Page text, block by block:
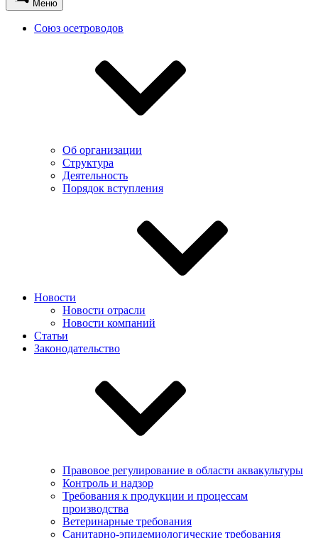
Меню
Союз осетроводов
Об организации
Структура
Деятельность
Порядок вступления
Новости
Новости отрасли
Новости компаний
Статьи
Законодательство
Правовое регулирование в области аквакультуры
Контроль и надзор
Требования к продукции и процессам
производства
Ветеринарные требования
Санитарно-эпидемиологические требования